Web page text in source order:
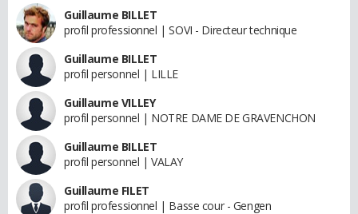
Guillaume BILLET
profil professionnel | SOVI - Directeur technique
Guillaume BILLET
profil personnel | LILLE
Guillaume VILLEY
profil personnel | NOTRE DAME DE GRAVENCHON
Guillaume BILLET
profil personnel | VALAY
Guillaume FILET
profil professionnel | Basse cour - Gengen